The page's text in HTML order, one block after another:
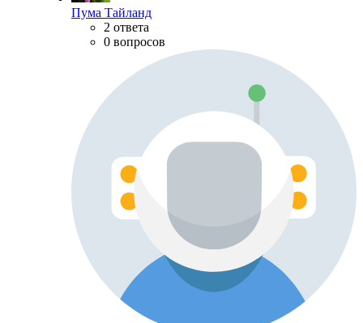
Пума Тайланд
2 ответа
0 вопросов